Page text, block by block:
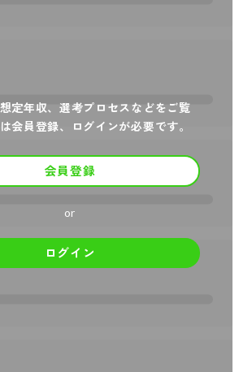
定年収、選考プロセスなどをご覧
会員登録、ログインが必要です。
会員登録
or
ログイン